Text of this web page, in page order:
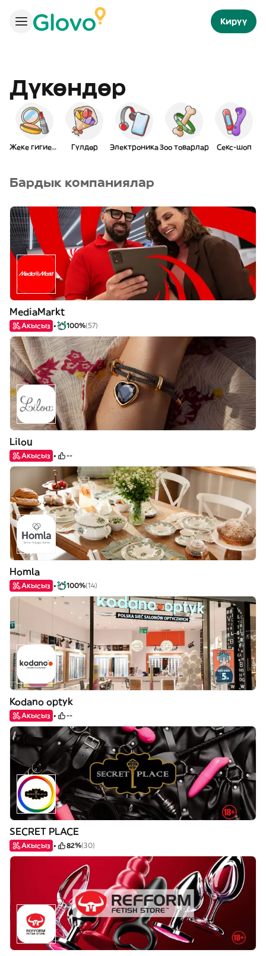
Кирүү
Дүкөндөр
Жеке гигиена Гүлдөр ЭлектроникаЗоо товарлар Секс-шоп
Бардык компаниялар
MediaMarkt
Акысыз 100%(57)
Lilou
Акысыз --
Homla
Акысыз 100%(14)
Kodano optyk
Акысыз --
SECRET PLACE
Акысыз 82%(30)